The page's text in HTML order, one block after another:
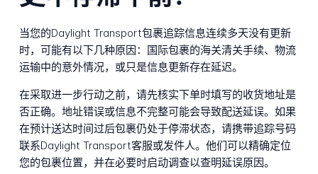
当您的Daylight Transport包裹追踪信息连续多天没有更新
时，可能有以下几种原因：国际包裹的海关清关手续、物流
运输中的意外情况，或只是信息更新存在延迟。
在采取进一步行动之前，请先核实下单时填写的收货地址是
否正确。地址错误或信息不完整可能会导致配送延误。如果
在预计送达时间过后包裹仍处于停滞状态，请携带追踪号码
联系Daylight Transport客服或发件人。他们可以精确定位
您的包裹位置，并在必要时启动调查以查明延误原因。